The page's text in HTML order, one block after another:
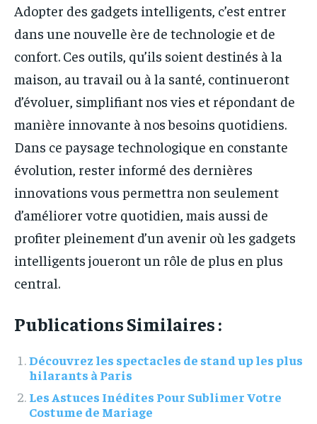
Adopter des gadgets intelligents, c’est entrer
dans une nouvelle ère de technologie et de
confort. Ces outils, qu’ils soient destinés à la
maison, au travail ou à la santé, continueront
d’évoluer, simplifiant nos vies et répondant de
manière innovante à nos besoins quotidiens.
Dans ce paysage technologique en constante
évolution, rester informé des dernières
innovations vous permettra non seulement
d’améliorer votre quotidien, mais aussi de
profiter pleinement d’un avenir où les gadgets
intelligents joueront un rôle de plus en plus
central.
Publications Similaires :
Découvrez les spectacles de stand up les plus
hilarants à Paris
Les Astuces Inédites Pour Sublimer Votre
Costume de Mariage